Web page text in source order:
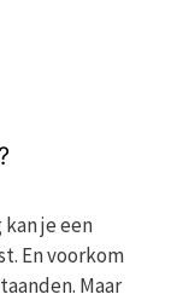
je een
En voorkom
Maar